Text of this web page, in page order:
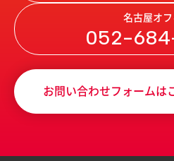
名古屋オフ
052-
お問い合わせフォームは